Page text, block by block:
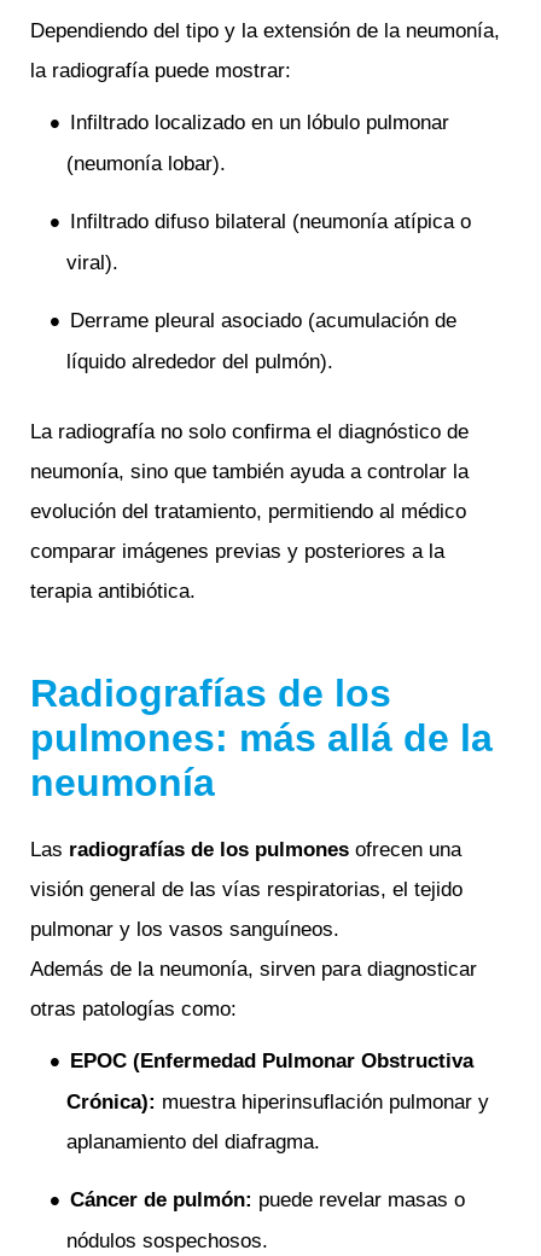
Dependiendo del tipo y la extensión de la neumonía,
la radiografía puede mostrar:
Infiltrado localizado en un lóbulo pulmonar
(neumonía lobar).
Infiltrado difuso bilateral (neumonía atípica o
viral).
Derrame pleural asociado (acumulación de
líquido alrededor del pulmón).
La radiografía no solo confirma el diagnóstico de
neumonía, sino que también ayuda a controlar la
evolución del tratamiento, permitiendo al médico
comparar imágenes previas y posteriores a la
terapia antibiótica.
Radiografías de los
pulmones: más allá de la
neumonía
Las radiografías de los pulmones ofrecen una
visión general de las vías respiratorias, el tejido
pulmonar y los vasos sanguíneos.
Además de la neumonía, sirven para diagnosticar
otras patologías como:
EPOC (Enfermedad Pulmonar Obstructiva
Crónica): muestra hiperinsuflación pulmonar y
aplanamiento del diafragma.
Cáncer de pulmón: puede revelar masas o
nódulos sospechosos.